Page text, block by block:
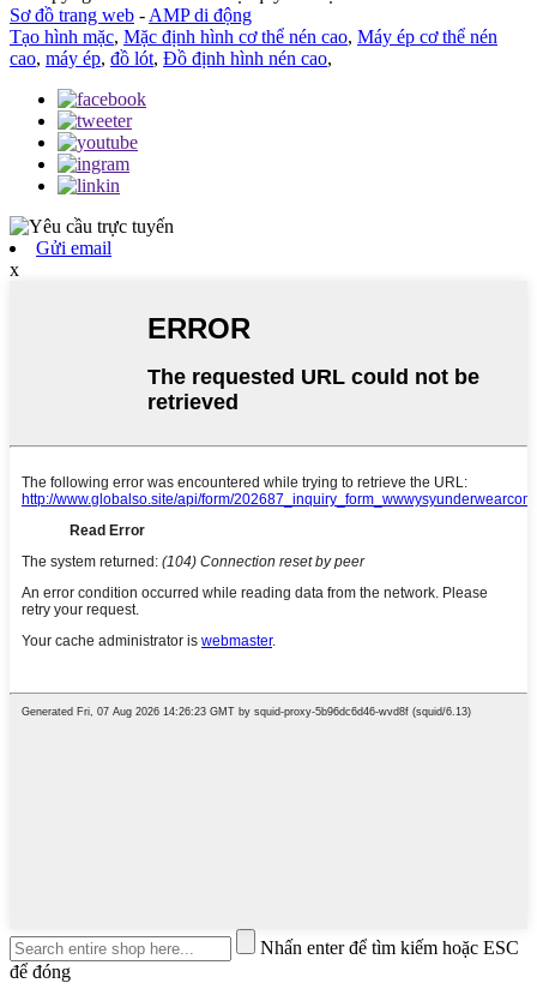
Sơ đồ trang web - AMP di động
Tạo hình mặc, Mặc định hình cơ thể nén cao, Máy ép cơ thể nén
cao, máy ép, đồ lót, Đồ định hình nén cao,
Gửi email
x
Nhấn enter để tìm kiếm hoặc ESC
để đóng